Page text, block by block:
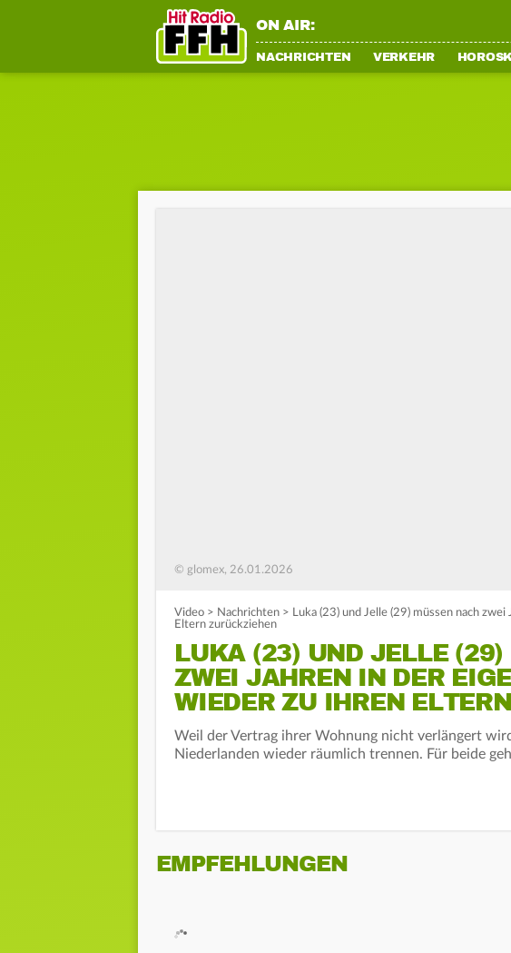
ON AIR:
NACHRICHTEN VERKEHR
© glomex, 26.01.2026
Video > Nachrichten > Luka (23) und Jelle (29) müssen nach
Eltern zurückziehen
LUKA (23) UND JELLE (29)
ZWEI JAHREN IN DER
WIEDER ZU IHREN
Weil der Vertrag ihrer Wohnung nicht verlängert
Niederlanden wieder räumlich trennen. Für beide
EMPFEHLUNGEN